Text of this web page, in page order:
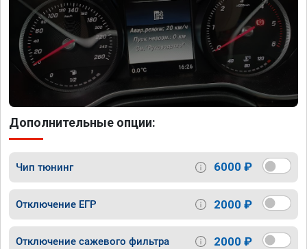
Дополнительные опции:
Чип тюнинг 6000 ₽
Отключение ЕГР 2000 ₽
Отключение сажевого фильтра 2000 ₽